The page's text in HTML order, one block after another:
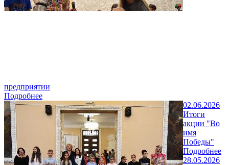
предприятии
Подробнее
02.06.2026
Итоги
акции "Во
имя
Победы"
Подробнее
28.05.2026